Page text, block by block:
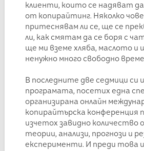
клиенти, които се надяват
от копирайтинг. Няколко
притеснявам ли се, ще се
ли, как смятам да се боря с
ще ми вземе хляба, маслото и
ненужно много свободно
В последните две седмици си
програмата, посетих една
организирана онлайн
копирайтърска конференция
изчетох завидно количество
теории, анализи, прогнози и
експерименти. И преди това